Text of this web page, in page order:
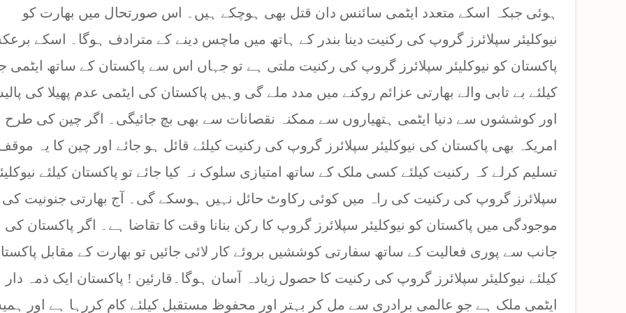
ہوئی جبکہ اسکے متعدد ایٹمی سائنس دان قتل بھی ہوچکے ہیں۔ اس صورتحال میں بھارت کو
نیوکلیئر سپلائرز گروپ کی رکنیت دینا بندر کے ہاتھ میں ماچس دینے کے مترادف ہوگا۔ اسکے
پاکستان کو نیوکلیئر سپلائرز گروپ کی رکنیت ملتی ہے تو جہاں اس سے پاکستان کے ساتھ ایٹمی
کیلئے بے تابی والے بھارتی عزائم روکنے میں مدد ملے گی وہیں پاکستان کی ایٹمی عدم پھیلا کی
اور کوششوں سے دنیا ایٹمی ہتھیاروں سے ممکنہ نقصانات سے بھی بچ جائیگی۔ اگر چین کی طرح
امریکہ بھی پاکستان کی نیوکلیئر سپلائرز گروپ کی رکنیت کیلئے قائل ہو جائے اور چین کا یہ
تسلیم کرلے کہ رکنیت کیلئے کسی ملک کے ساتھ امتیازی سلوک نہ کیا جائے تو پاکستان کیلئے
سپلائرز گروپ کی رکنیت کی راہ میں کوئی رکاوٹ حائل نہیں ہوسکے گی۔ آج بھارتی جنونیت کی
موجودگی میں پاکستان کو نیوکلیئر سپلائرز گروپ کا رکن بنانا وقت کا تقاضا ہے۔ اگر پاکستان کی
جانب سے پوری فعالیت کے ساتھ سفارتی کوششیں بروئے کار لائی جائیں تو بھارت کے مقابل
کیلئے نیوکلیئر سپلائرز گروپ کی رکنیت کا حصول زیادہ آسان ہوگا۔قارئین ! پاکستان ایک ذمہ دار
ایٹمی ملک ہے جو عالمی برادری سے مل کر بہتر اور محفوظ مستقبل کیلئے کام کررہا ہے اور